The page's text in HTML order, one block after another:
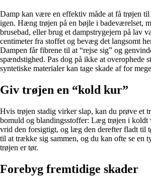
Damp kan være en effektiv måde at få trøjen
igen. Hæng trøjen på en bøjle i badeværelset,
brusebad, eller brug et dampstrygejern på lav
centimeter fra stoffet og bevæg det langsomt
Dampen får fibrene til at “rejse sig” og
spændstighed. Pas dog på ikke at overophede
syntetiske materialer kan tage skade af for
Giv trøjen en “kold kur”
Hvis trøjen stadig virker slap, kan du prøve et
bomuld og blandingsstoffer: Læg trøjen i koldt
vrid den forsigtigt, og læg den derefter fladt til
til at trække sig sammen, og du kan ofte se en
trøjen er tør.
Forebyg fremtidige skader